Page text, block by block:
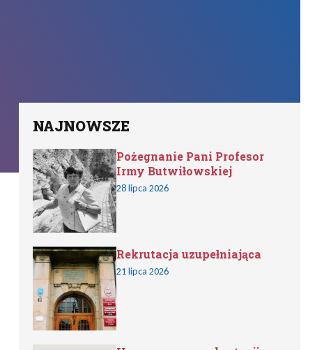
NAJNOWSZE
Pożegnanie Pani Profesor
Irmy Butwiłowskiej
28 lipca 2026
Rekrutacja uzupełniająca
21 lipca 2026